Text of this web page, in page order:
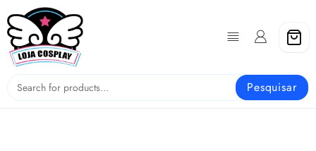
to
content
Pesquisar